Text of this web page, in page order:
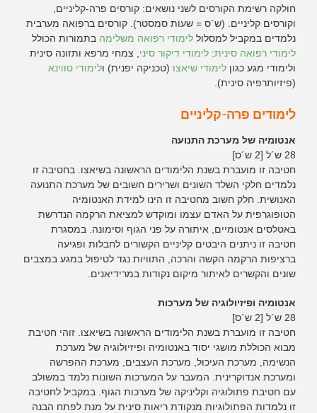
חולקה רשימת הקורסים לשני נושאים: קורסים פרה-קליניים,
וקורסים קליניים. (ש´ס = שעות סמסטר). קורסים ברפואה מערבית
נלמדים במקביל למסלול לימודי רפואה משלימה בתמורות הכולל
לימודי רפואה סינית: לימודי דיקור סיני , צמחי מרפא ותזונה סינית
ולימודי מגע כגון לימודי שיאצו (טכניקה יפנית) ולימודי טווינא
(פיזיותרפיה סינית).
לימודים פרה-קליניים
אנטומיה של מערכת התנועה
28 ש´ל [2 ש´ס]
חטיבה זו מועברת בשנת הלימודים הראשונה בשיאצו. בחטיבה זו
נלמדים חלקי השלד השונים ושרירים חשובים של מערכת התנועה
האנושית. חלק חשוב מחטיבה זו הינו למידת האנטומיה
הטופוגרפית על האדם עצמו ומוקדש למציאת הרקמה הנדרשת
באטלסים אנטומיים, איתורה על פני הגוף וסימונה. במסגרת
חטיבה זו ניתנים היבטים קליניים הקשורים לחבלות ופגיעה
ברציפות הרקמה הקשה והרכה, התוויות נגד לטיפול במגע במצבים
שונים והקשרים לאיתור מיקום נקודות במרידיאנים.
אנטומיה ופיזיולוגיה של מערכות
28 ש´ל [2 ש´ס]
חטיבה זו מועברת בשנת הלימודים הראשונה בשיאצו. זוהי חטיבת
מבוא הכוללת מושגי יסוד באנטומיה ופיזיולוגיה של מערכת
הנשימה, מערכת העיכול, מערכת העצבים, מערכת ההפרשה
ומערכת אנדוקרינית. המעבר על המערכות השונות נלמד במשולב
עם חטיבת פתולוגיה וקליניקה של מערכות הגוף. במקביל לחטיבה
זו נלמדות הפתולוגיות מנקודת ריאות סינית על מנת לפתח הבנה